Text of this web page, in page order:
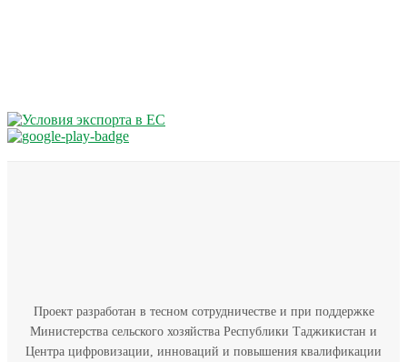
Проект разработан в тесном сотрудничестве и при поддержке
Министерства сельского хозяйства Республики Таджикистан и
Центра цифровизации, инноваций и повышения квалификации